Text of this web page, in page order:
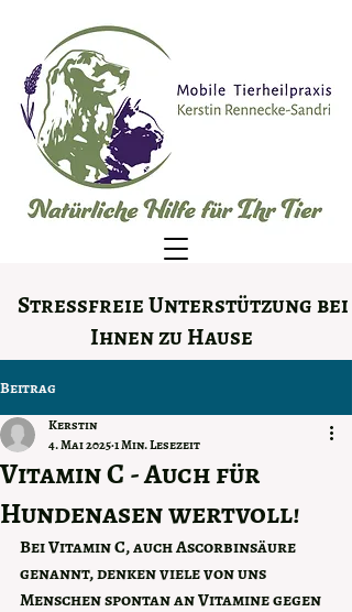
Stressfreie Unterstützung bei
Ihnen zu Hause
Beitrag
Vitamin C - Auch für
Hundenasen wertvoll!
Kerstin
4. Mai 20251 Min. Lesezeit
Bei Vitamin C, auch Ascorbinsäure
genannt, denken viele von uns
Menschen spontan an Vitamine gegen